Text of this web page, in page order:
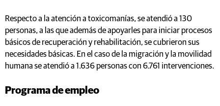
Respecto a la atención a toxicomanías, se atendió a 130
personas, a las que además de apoyarles para iniciar procesos
básicos de recuperación y rehabilitación, se cubrieron sus
necesidades básicas. En el caso de la migración y la movilidad
humana se atendió a 1.636 personas con 6.761 intervenciones.
Programa de empleo